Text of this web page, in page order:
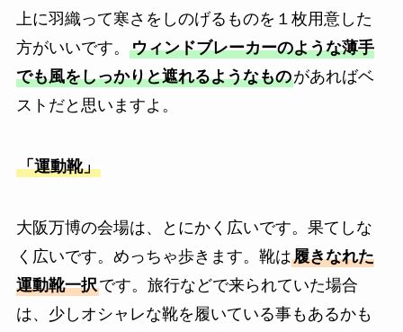
上に羽織って寒さをしのげるものを１枚用意した
方がいいです。 ウィンドブレーカーのような薄手
でも風をしっかりと遮れるようなものがあればベ
ストだと思いますよ。
「運動靴」
大阪万博の会場は、とにかく広いです。果てしな
く広いです。めっちゃ歩きます。靴は履きなれた
運動靴一択です。旅行などで来られていた場合
は、少しオシャレな靴を履いている事もあるかも